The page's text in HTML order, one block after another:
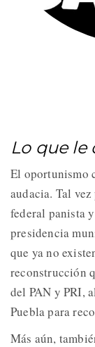
Lo que le
El oportunismo
audacia. Tal
federal panista
presidencia
que ya no
reconstrucción
del PAN y PRI,
Puebla para
Más aún,